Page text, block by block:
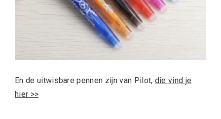
En de uitwisbare pennen zijn van Pilot, die vind je
hier >>